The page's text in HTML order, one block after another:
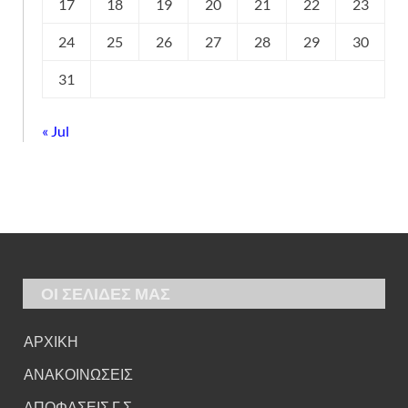
17 18 19 20 21 22 23
24 25 26 27 28 29 30
31
« Jul
ΟΙ ΣΕΛΙΔΕΣ ΜΑΣ
ΑΡΧΙΚΗ
ΑΝΑΚΟΙΝΩΣΕΙΣ